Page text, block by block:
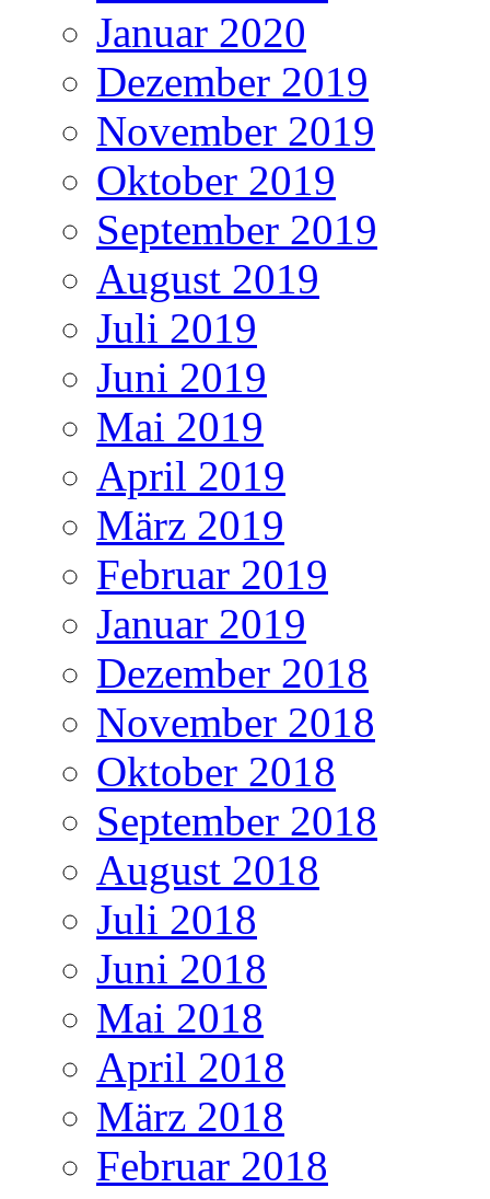
Januar 2020
Dezember 2019
November 2019
Oktober 2019
September 2019
August 2019
Juli 2019
Juni 2019
Mai 2019
April 2019
März 2019
Februar 2019
Januar 2019
Dezember 2018
November 2018
Oktober 2018
September 2018
August 2018
Juli 2018
Juni 2018
Mai 2018
April 2018
März 2018
Februar 2018